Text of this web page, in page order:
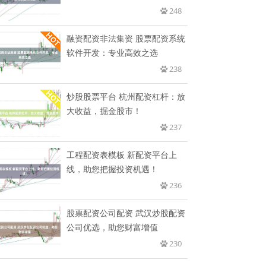
248
融资配资非法集资 股票配资系统
软件开发：专业高效之选
238
炒股股票平台 杭州配资杠杆：放
大收益，掘金股市！
237
工程配资表模板 新配资平台上
线，助您把握投资机遇！
236
股票配资公司配资 武汉炒股配资
公司优选，助您财富增值
230